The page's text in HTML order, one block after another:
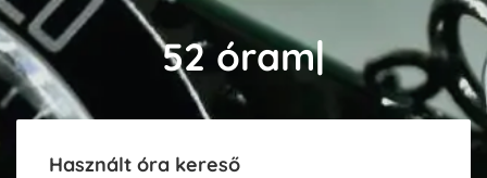
362 238 25|
Használt óra kereső